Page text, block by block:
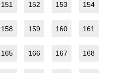
151 152 153 154
158 159 160 161
165 166 167 168